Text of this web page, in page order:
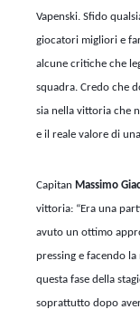
Vapenski. Sfido
giocatori migliori e
alcune critiche che
squadra. Credo che
sia nella vittoria che
e il reale valore di
Capitan Massimo
vittoria: “Era una
avuto un ottimo
pressing e facendo
questa fase della
soprattutto dopo